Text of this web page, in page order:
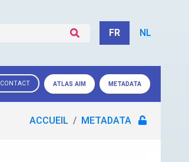
FR NL
CONTACT ATLAS AIM METADATA
ACCUEIL METADATA